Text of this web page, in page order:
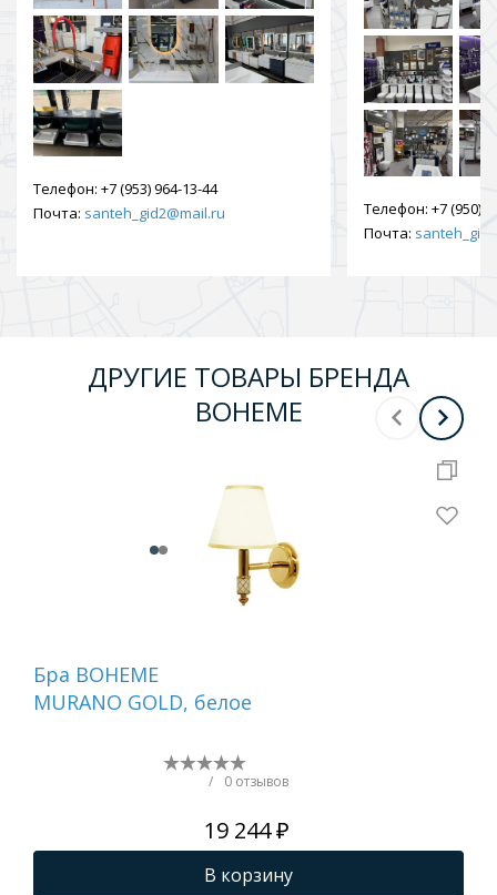
Телефон: +7 (953) 964-13-44
Почта: santeh_gid2@mail.ru Телефон: +7 (950)
Почта:
ДРУГИЕ ТОВАРЫ БРЕНДА
BOHEME
Бра BOHEME
MURANO GOLD, белое
/ 0 отзывов
19 244 ₽
В корзину